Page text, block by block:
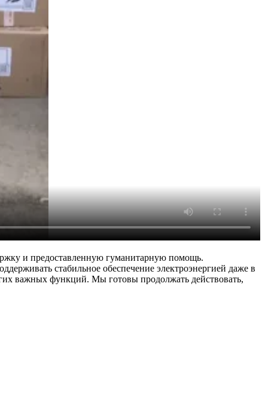
и предоставленную гуманитарную помощь.
стабильное обеспечение электроэнергией даже в
важных функций. Мы готовы продолжать действовать,